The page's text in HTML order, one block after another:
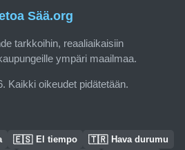
Sää.org
tarkkoihin, reaaliaikaisiin
ympäri maailmaa.
Kaikki oikeudet pidätetään.
🇪🇸 El tiempo 🇹🇷 Hava durumu